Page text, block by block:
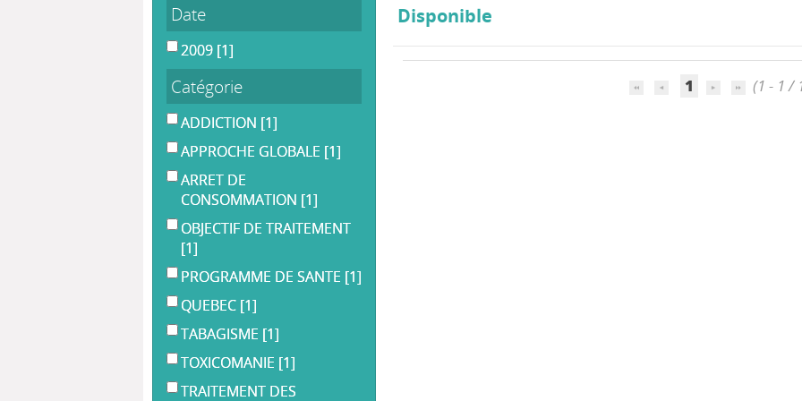
Disponible
1 (1 - 1 /
Date
2009 [1]
Catégorie
ADDICTION [1]
APPROCHE GLOBALE [1]
ARRET DE
CONSOMMATION [1]
OBJECTIF DE TRAITEMENT
[1]
PROGRAMME DE SANTE [1]
QUEBEC [1]
TABAGISME [1]
TOXICOMANIE [1]
TRAITEMENT DES